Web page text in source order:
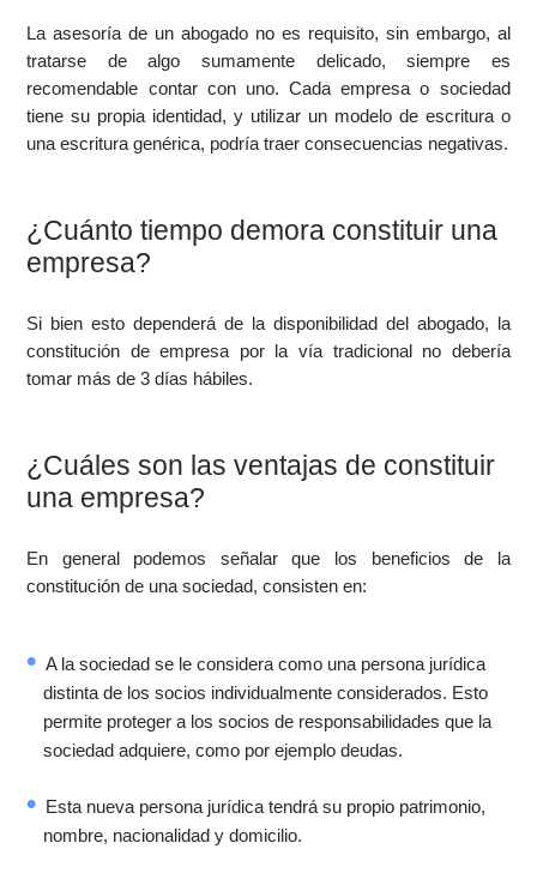
La asesoría de un abogado no es requisito, sin embargo, al
tratarse de algo sumamente delicado, siempre es
recomendable contar con uno. Cada empresa o sociedad
tiene su propia identidad, y utilizar un modelo de escritura o
una escritura genérica, podría traer consecuencias negativas.
¿Cuánto tiempo demora constituir una
empresa?
Si bien esto dependerá de la disponibilidad del abogado, la
constitución de empresa por la vía tradicional no debería
tomar más de 3 días hábiles.
¿Cuáles son las ventajas de constituir
una empresa?
En general podemos señalar que los beneficios de la
constitución de una sociedad, consisten en:
A la sociedad se le considera como una persona jurídica
distinta de los socios individualmente considerados. Esto
permite proteger a los socios de responsabilidades que la
sociedad adquiere, como por ejemplo deudas.
Esta nueva persona jurídica tendrá su propio patrimonio,
nombre, nacionalidad y domicilio.